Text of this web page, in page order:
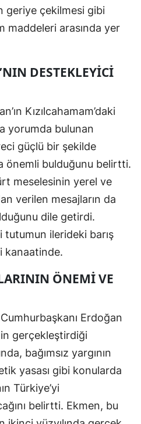
geriye çekilmesi gibi
maddeleri arasında yer
DESTEKLEYICI
Kızılcahamam’daki
yorumda bulunan
güçlü bir şekilde
önemli bulduğunu belirtti.
meselesinin yerel ve
verilen mesajların da
dile getirdi.
ilerideki barış
kanaatinde.
ÖNEMI VE
Erdoğan
gerçekleştirdiği
bağımsız yargının
yasası gibi konularda
Türkiye’yi
belirtti. Ekmen, bu